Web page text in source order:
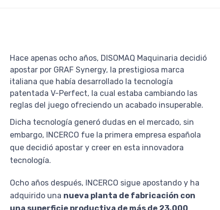
Hace apenas ocho años, DISOMAQ Maquinaria decidió
apostar por GRAF Synergy, la prestigiosa marca
italiana que había desarrollado la tecnología
patentada V-Perfect, la cual estaba cambiando las
reglas del juego ofreciendo un acabado insuperable.
Dicha tecnología generó dudas en el mercado, sin
embargo, INCERCO fue la primera empresa española
que decidió apostar y creer en esta innovadora
tecnología.
Ocho años después, INCERCO sigue apostando y ha
adquirido una nueva planta de fabricación con